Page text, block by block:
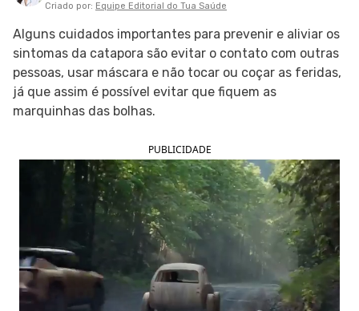
SIGA O TUA SAÚDE NAS REDES SOCIAIS
Criado por: Equipe Editorial do Tua Saúde
Alguns cuidados importantes para prevenir e aliviar os
sintomas da catapora são evitar o contato com outras
pessoas, usar máscara e não tocar ou coçar as feridas,
já que assim é possível evitar que fiquem as
marquinhas das bolhas.
PUBLICIDADE